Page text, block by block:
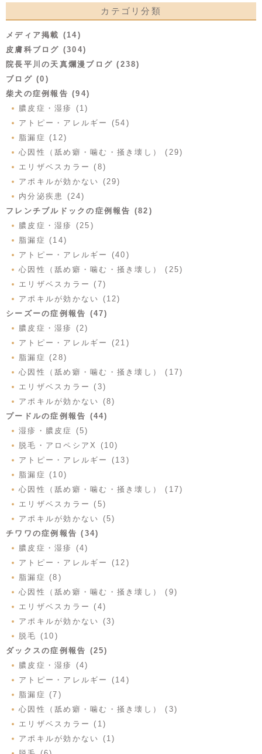
カテゴリ分類
メディア掲載 (14)
皮膚科ブログ (304)
院長平川の天真爛漫ブログ (238)
ブログ (0)
柴犬の症例報告 (94)
膿皮症・湿疹 (1)
アトピー・アレルギー (54)
脂漏症 (12)
心因性（舐め癖・噛む・掻き壊し） (29)
エリザベスカラー (8)
アポキルが効かない (29)
内分泌疾患 (24)
フレンチブルドックの症例報告 (82)
膿皮症・湿疹 (25)
脂漏症 (14)
アトピー・アレルギー (40)
心因性（舐め癖・噛む・掻き壊し） (25)
エリザベスカラー (7)
アポキルが効かない (12)
シーズーの症例報告 (47)
膿皮症・湿疹 (2)
アトピー・アレルギー (21)
脂漏症 (28)
心因性（舐め癖・噛む・掻き壊し） (17)
エリザベスカラー (3)
アポキルが効かない (8)
プードルの症例報告 (44)
湿疹・膿皮症 (5)
脱毛・アロペシアX (10)
アトピー・アレルギー (13)
脂漏症 (10)
心因性（舐め癖・噛む・掻き壊し） (17)
エリザベスカラー (5)
アポキルが効かない (5)
チワワの症例報告 (34)
膿皮症・湿疹 (4)
アトピー・アレルギー (12)
脂漏症 (8)
心因性（舐め癖・噛む・掻き壊し） (9)
エリザベスカラー (4)
アポキルが効かない (3)
脱毛 (10)
ダックスの症例報告 (25)
膿皮症・湿疹 (4)
アトピー・アレルギー (14)
脂漏症 (7)
心因性（舐め癖・噛む・掻き壊し） (3)
エリザベスカラー (1)
アポキルが効かない (1)